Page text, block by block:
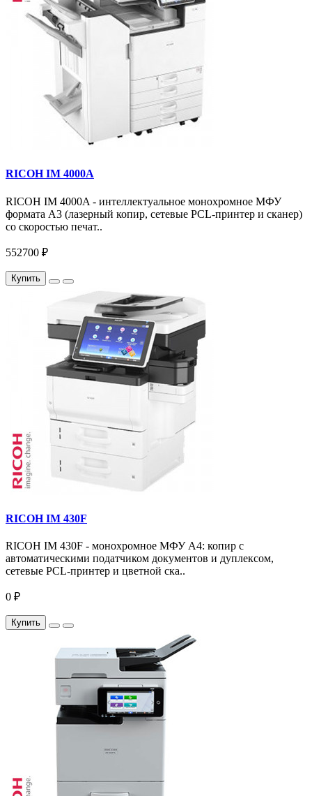
RICOH IM 4000A
RICOH IM 4000A - интеллектуальное монохромное МФУ
формата А3 (лазерный копир, сетевые PCL-принтер и сканер)
со скоростью печат..
552700 ₽
Купить
RICOH IM 430F
RICOH IM 430F - монохромное МФУ A4: копир с
автоматическими податчиком документов и дуплексом,
сетевые PCL-принтер и цветной ска..
0 ₽
Купить